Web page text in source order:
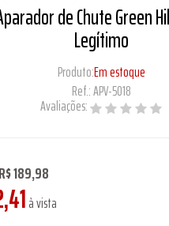
de Chute Green
Legítimo
Produto:Em estoque
Ref.:APV-5018
Avaliações:
R$ 189,98
à vista